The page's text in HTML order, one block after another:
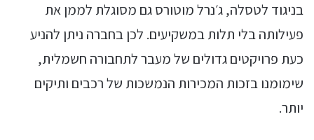
בניגוד לטסלה, ג׳נרל מוטורס גם מסוגלת לממן את
פעילותה בלי תלות במשקיעים. לכן בחברה ניתן להניע
כעת פרויקטים גדולים של מעבר לתחבורה חשמלית,
שימומנו בזכות המכירות הנמשכות של רכבים ותיקים
יותר.